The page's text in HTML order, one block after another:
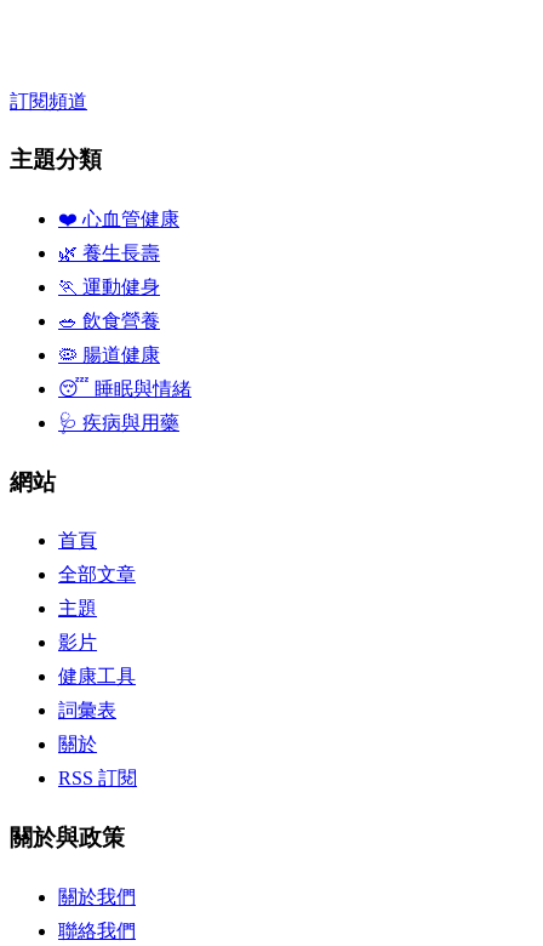
訂閱頻道
主題分類
❤️ 心血管健康
🌿 養生長壽
🏃 運動健身
🥗 飲食營養
🦠 腸道健康
😴 睡眠與情緒
🩺 疾病與用藥
網站
首頁
全部文章
主題
影片
健康工具
詞彙表
關於
RSS 訂閱
關於與政策
關於我們
聯絡我們